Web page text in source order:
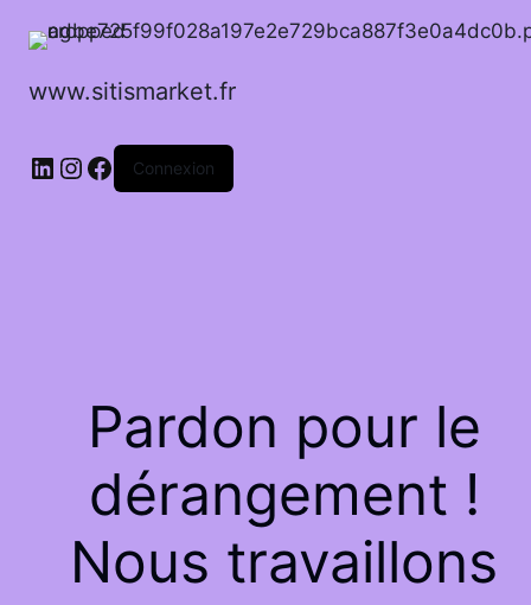
www.sitismarket.fr
LinkedIn
Instagram
Facebook
Connexion
Pardon pour le
dérangement !
Nous travaillons